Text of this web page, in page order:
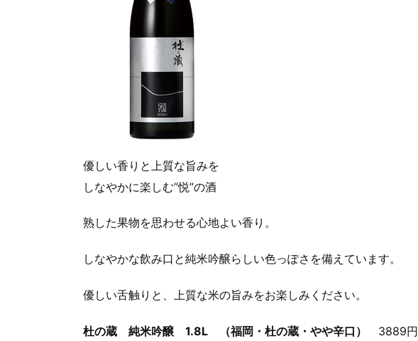
優しい香りと上質な旨みを
しなやかに楽しむ”悦”の酒
熟した果物を思わせる心地よい香り。
しなやかな飲み口と純米吟醸らしい色っぽさを備えています。
優しい舌触りと、上質な米の旨みをお楽しみください。
杜の蔵 純米吟醸 1.8L （福岡・杜の蔵・やや辛口） 3889円